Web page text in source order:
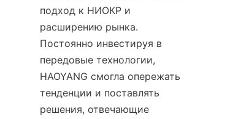
подход к НИОКР и
расширению рынка.
Постоянно инвестируя в
передовые технологии,
HAOYANG смогла опережать
тенденции и поставлять
решения, отвечающие